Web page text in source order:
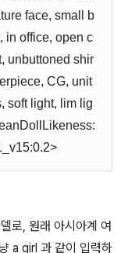
face, small b
in office, open c
unbuttoned shir
CG, unit
soft light, lim lig
로, 원래 아시아계 여
a girl 과 같이 입력하